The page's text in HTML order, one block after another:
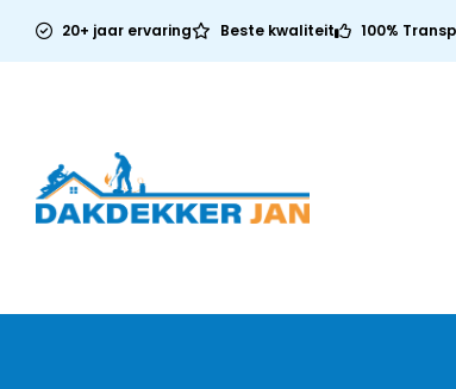
20+ jaar ervaring Beste kwaliteit 100%